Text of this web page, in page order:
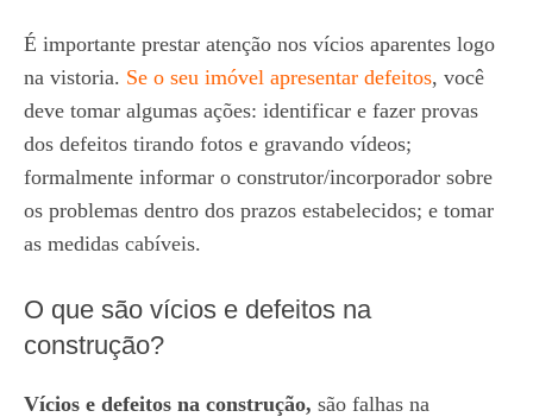
É importante prestar atenção nos vícios aparentes logo
na vistoria. Se o seu imóvel apresentar defeitos, você
deve tomar algumas ações: identificar e fazer provas
dos defeitos tirando fotos e gravando vídeos;
formalmente informar o construtor/incorporador sobre
os problemas dentro dos prazos estabelecidos; e tomar
as medidas cabíveis.
O que são vícios e defeitos na
construção?
Vícios e defeitos na construção, são falhas na